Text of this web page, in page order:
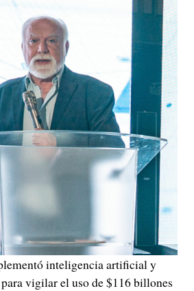
inteligencia artificial y
vigilar el uso de $116 billones